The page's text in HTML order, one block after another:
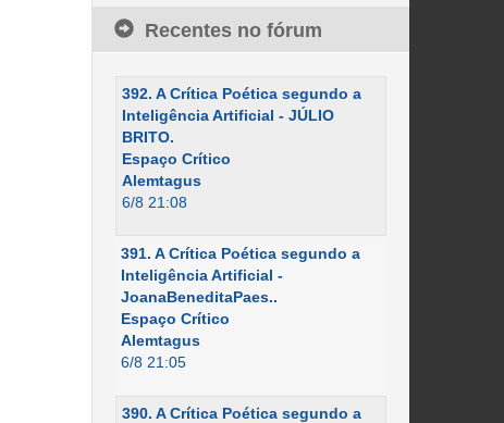
Recentes no fórum
392. A Crítica Poética segundo a
Inteligência Artificial - JÚLIO
BRITO.
Espaço Crítico
Alemtagus
6/8 21:08
391. A Crítica Poética segundo a
Inteligência Artificial -
JoanaBeneditaPaes..
Espaço Crítico
Alemtagus
6/8 21:05
390. A Crítica Poética segundo a